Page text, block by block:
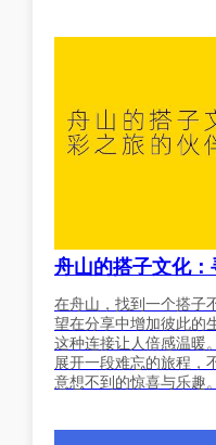
舟山的搭子文化
在舟山，找到一个搭子
望在分享中增加彼此的
这种连接让人倍感温暖
展开一段难忘的旅程，
意想不到的惊喜与乐趣。